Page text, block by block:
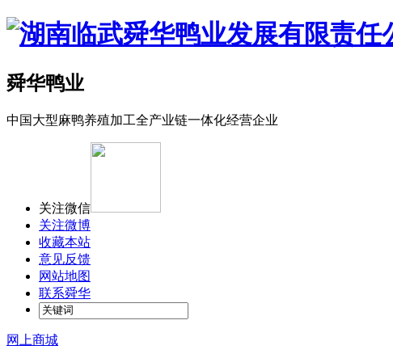
舜华鸭业
中国大型麻鸭养殖加工全产业链一体化经营企业
关注微信
关注微博
收藏本站
意见反馈
网站地图
联系舜华
网上商城